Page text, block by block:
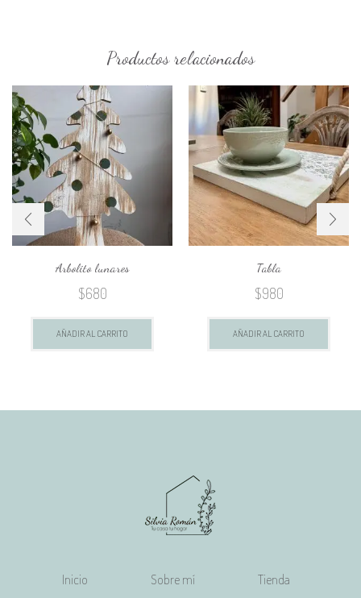
Productos relacionados
Arbolito lunares
$680
AÑADIR AL CARRITO
Tabla
$980
AÑADIR AL CARRITO
Inicio Sobre mí Tienda